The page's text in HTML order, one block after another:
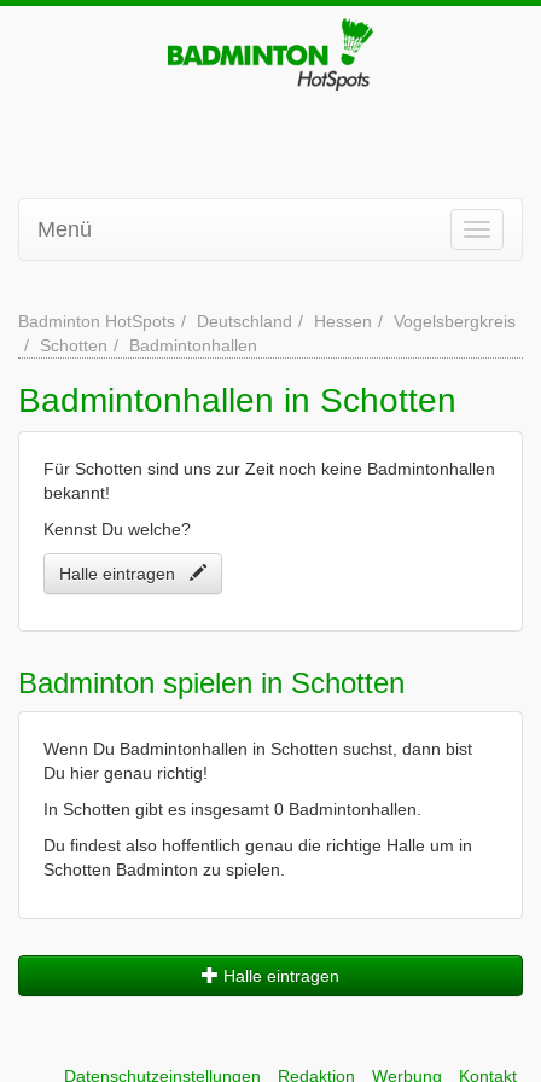
Menü
Badminton HotSpots Deutschland Hessen
Vogelsbergkreis
Schotten
Badmintonhallen
Badmintonhallen in Schotten
Für Schotten sind uns zur Zeit noch keine Badmintonhallen
bekannt!
Kennst Du welche?
Halle eintragen
Badminton spielen in Schotten
Wenn Du Badmintonhallen in Schotten suchst, dann bist
Du hier genau richtig!
In Schotten gibt es insgesamt 0 Badmintonhallen.
Du findest also hoffentlich genau die richtige Halle um in
Schotten Badminton zu spielen.
Halle eintragen
Datenschutzeinstellungen Redaktion Werbung Kontakt